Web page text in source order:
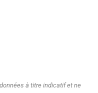
à titre indicatif et ne